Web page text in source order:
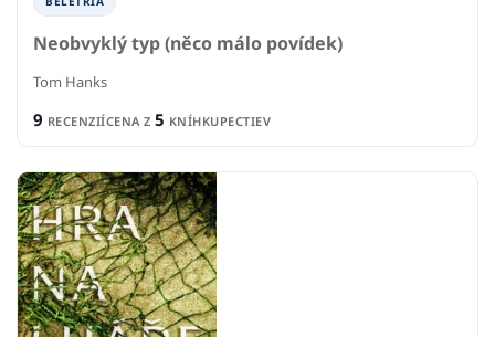
Neobvyklý typ (něco málo povídek)
Tom Hanks
9 RECENZIÍCENA Z 5 KNÍHKUPECTIEV